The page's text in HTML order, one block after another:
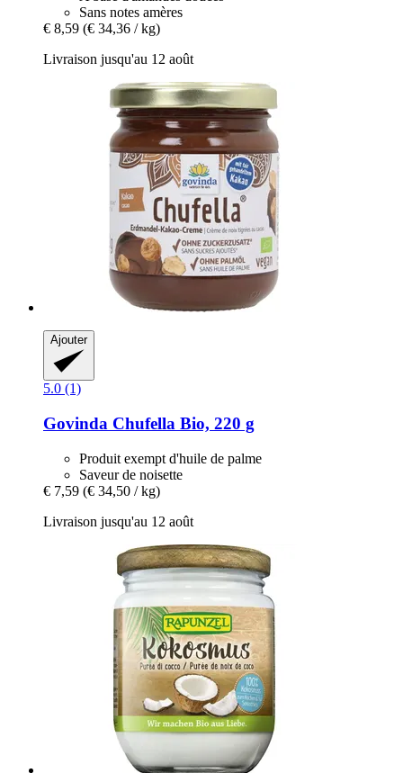
Sans notes amères
€ 8,59 (€ 34,36 / kg)
Livraison jusqu'au 12 août
Ajouter
5.0 (1)
Govinda Chufella Bio, 220 g
Produit exempt d'huile de palme
Saveur de noisette
€ 7,59 (€ 34,50 / kg)
Livraison jusqu'au 12 août